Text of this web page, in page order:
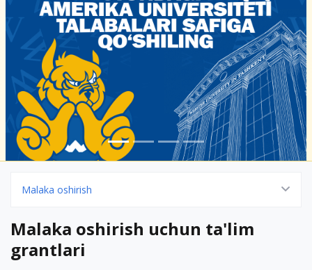
Malaka oshirish
Malaka oshirish uchun ta'lim
grantlari